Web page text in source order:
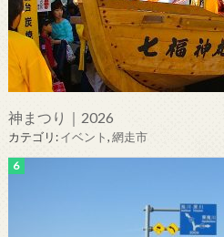
神まつり｜2026
カテゴリ:イベント,網走市